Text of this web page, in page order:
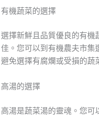
有機蔬菜的選擇
選擇新鮮且品質優良的有機
佳。您可以到有機農夫市集
避免選擇有腐爛或受損的蔬
高湯的選擇
高湯是蔬菜湯的靈魂。您